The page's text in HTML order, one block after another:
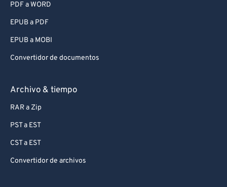
PDF a WORD
EPUB a PDF
EPUB a MOBI
Convertidor de documentos
Archivo & tiempo
RAR a Zip
PST a EST
CST a EST
Convertidor de archivos